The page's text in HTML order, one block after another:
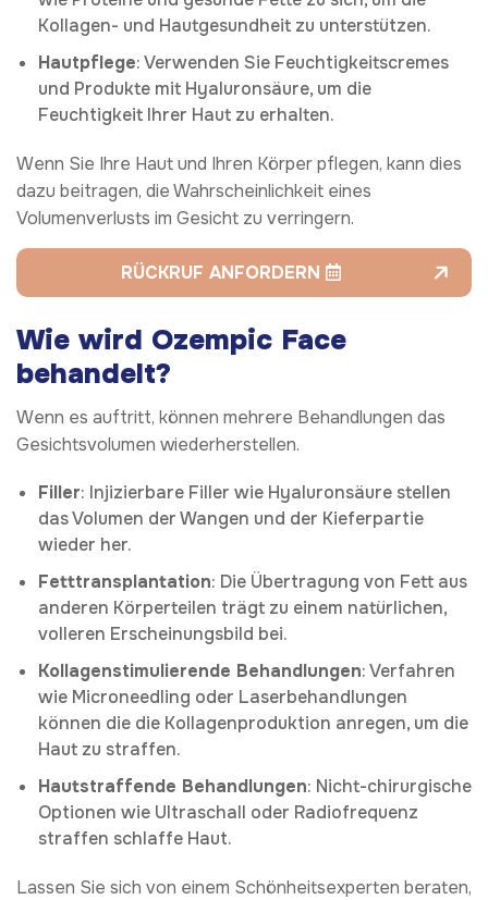
Kollagen- und Hautgesundheit zu unterstützen.
Hautpflege: Verwenden Sie Feuchtigkeitscremes
und Produkte mit Hyaluronsäure, um die
Feuchtigkeit Ihrer Haut zu erhalten.
Wenn Sie Ihre Haut und Ihren Körper pflegen, kann dies
dazu beitragen, die Wahrscheinlichkeit eines
Volumenverlusts im Gesicht zu verringern.
RÜCKRUF ANFORDERN
Wie wird Ozempic Face
behandelt?
Wenn es auftritt, können mehrere Behandlungen das
Gesichtsvolumen wiederherstellen.
Filler: Injizierbare Filler wie Hyaluronsäure stellen
das Volumen der Wangen und der Kieferpartie
wieder her.
Fetttransplantation: Die Übertragung von Fett aus
anderen Körperteilen trägt zu einem natürlichen,
volleren Erscheinungsbild bei.
Kollagenstimulierende Behandlungen: Verfahren
wie Microneedling oder Laserbehandlungen
können die die Kollagenproduktion anregen, um die
Haut zu straffen.
Hautstraffende Behandlungen: Nicht-chirurgische
Optionen wie Ultraschall oder Radiofrequenz
straffen schlaffe Haut.
Lassen Sie sich von einem Schönheitsexperten beraten,